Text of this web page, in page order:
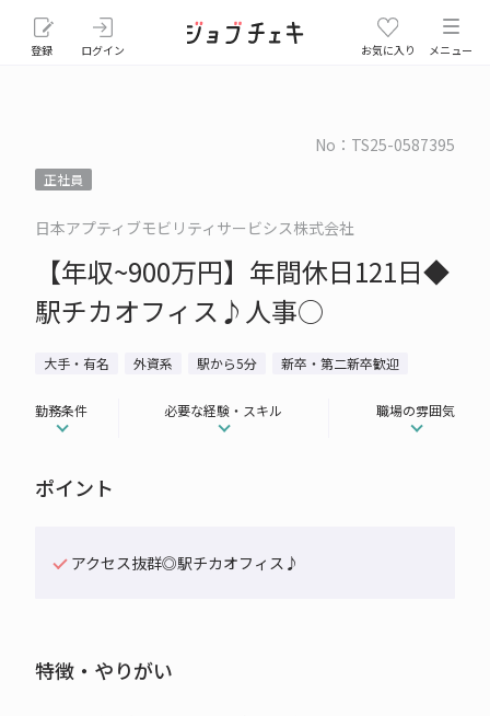
登録 ログイン お気に入り メニュー
No：TS25-0587395
正社員
日本アプティブモビリティサービシス株式会社
【年収~900万円】年間休日121日◆
駅チカオフィス♪人事○
大手・有名 外資系 駅から5分 新卒・第二新卒歓迎
勤務条件 必要な経験・スキル 職場の雰囲気
ポイント
アクセス抜群◎駅チカオフィス♪
特徴・やりがい